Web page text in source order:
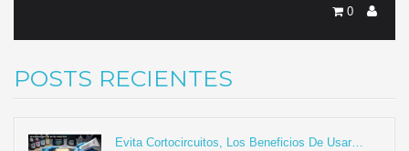
0
POSTS RECIENTES
Evita Cortocircuitos, Los Beneficios De Usar